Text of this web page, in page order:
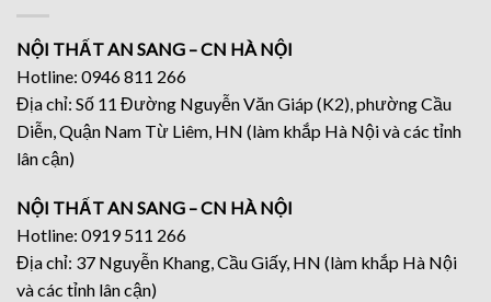
NỘI THẤT AN SANG – CN HÀ NỘI
Hotline: 0946 811 266
Địa chỉ: Số 11 Đường Nguyễn Văn Giáp (K2), phường Cầu
Diễn, Quận Nam Từ Liêm, HN (làm khắp Hà Nội và các tỉnh
lân cận)
NỘI THẤT AN SANG – CN HÀ NỘI
Hotline: 0919 511 266
Địa chỉ: 37 Nguyễn Khang, Cầu Giấy, HN (làm khắp Hà Nội
và các tỉnh lân cận)